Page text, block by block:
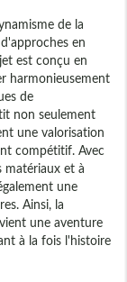
de la
en
est conçu en
harmonieusement
de
non seulement
une valorisation
compétitif. Avec
matériaux et à
une
Ainsi, la
une aventure
à la fois l'histoire